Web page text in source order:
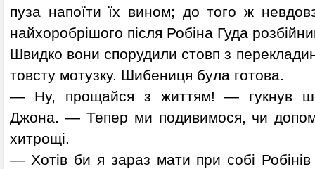
пуза напоїти їх вином; до того ж
найхоробрішого після Робіна Гуда
Швидко вони спорудили стовп з
товсту мотузку. Шибениця була готова.
— Ну, прощайся з життям! — гукнув
Джона. — Тепер ми подивимося, чи
хитрощі.
— Хотів би я зараз мати при собі